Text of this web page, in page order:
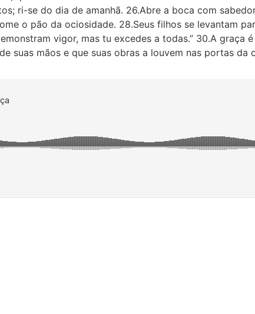
ri-se do dia de amanhã. 26.Abre a boca com
o pão da ociosidade. 28.Seus filhos se levantam
vigor, mas tu excedes a todas.” 30.A graça
suas mãos e que suas obras a louvem nas portas da